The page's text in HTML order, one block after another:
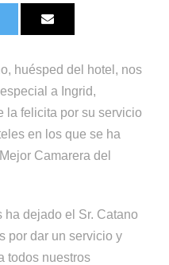
huésped del hotel, nos
a Ingrid,
la felicita por su servicio
en los que se ha
Camarera del
ha dejado el Sr. Catano
por dar un servicio y
todos nuestros